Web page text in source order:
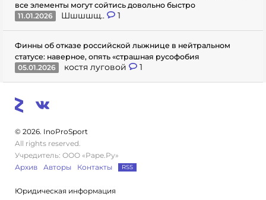
все элементы могут сойтись довольно быстро
11.01.2026
Шшшшщ.. 1
Финны об отказе российской лыжнице в нейтральном
статусе: наверное, опять «страшная русофобия
05.01.2026
костя луговой 1
© 2026. InoProSport
All rights reserved.
Учредитель: ООО «Раре.Ру»
Архив
Авторы Контакты RSS
Юридическая информация